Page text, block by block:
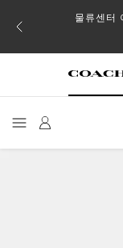
스트
물류센터